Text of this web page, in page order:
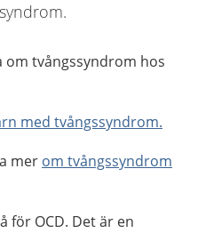
om tvångssyndrom hos
med tvångssyndrom.
mer om tvångssyndrom
för OCD. Det är en